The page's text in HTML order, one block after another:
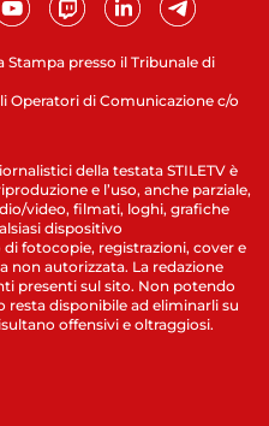
Stampa presso il Tribunale di
Operatori di Comunicazione c/o
della testata STILETV è
e l’uso, anche parziale,
video, filmati, loghi, grafiche
dispositivo
fotocopie, registrazioni, cover e
non autorizzata. La redazione
presenti sul sito. Non potendo
disponibile ad eliminarli su
offensivi e oltraggiosi.